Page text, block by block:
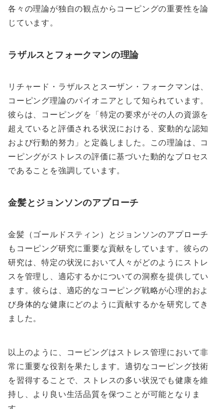
各々の理論が独自の観点からコーピングの重要性を論
じています。
ラザルスとフォークマンの理論
リチャード・ラザルスとスーザン・フォークマンは、
コーピング理論のパイオニアとして知られています。
彼らは、コーピングを「特定の要求がその人の資源を
超えていると評価される状況における、変動的な認知
および行動的努力」と定義しました。この理論は、コ
ーピングがストレスの評価に基づいた動的なプロセス
であることを強調しています。
金髪とジョンソンのアプローチ
金髪（ゴールドスティン）とジョンソンのアプローチ
もコーピング研究に重要な貢献をしています。彼らの
研究は、特定の状況において人々がどのようにストレ
スを管理し、適応するかについての洞察を提供してい
ます。彼らは、適応的なコーピング戦略が心理的およ
び身体的な健康にどのように貢献するかを研究してき
ました。
以上のように、コーピングはストレス管理において非
常に重要な役割を果たします。適切なコーピング技術
を習得することで、ストレスの多い状況でも健康を維
持し、より良い生活品質を保つことが可能となりま